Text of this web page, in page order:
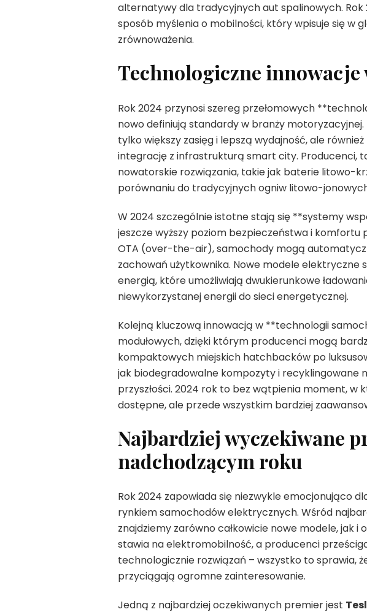
alternatywy dla tradycyjnych aut spalinowych.
sposób myślenia o mobilności, który wpisuje się
zrównoważenia.
Technologiczne innowacje
Rok 2024 przynosi szereg przełomowych
nowo definiują standardy w branży
tylko większy zasięg i lepszą wydajność, ale
integrację z infrastrukturą smart city. Producenci,
nowatorskie rozwiązania, takie jak baterie litowo-
porównaniu do tradycyjnych ogniw litowo-
W 2024 szczególnie istotne stają się **systemy
jeszcze wyższy poziom bezpieczeństwa i komfortu
OTA (over-the-air), samochody mogą
zachowań użytkownika. Nowe modele elektryczne
energią, które umożliwiają dwukierunkowe
niewykorzystanej energii do sieci energetycznej.
Kolejną kluczową innowacją w **technologii
modułowych, dzięki którym producenci mogą
kompaktowych miejskich hatchbacków po
jak biodegradowalne kompozyty i recyklingowane
przyszłości. 2024 rok to bez wątpienia moment,
dostępne, ale przede wszystkim bardziej
Najbardziej wyczekiwane
nadchodzącym roku
Rok 2024 zapowiada się niezwykle emocjonująco
rynkiem samochodów elektrycznych. Wśród
znajdziemy zarówno całkowicie nowe modele, jak
stawia na elektromobilność, a producenci
technologicznie rozwiązań – wszystko to sprawia,
przyciągają ogromne zainteresowanie.
Jedną z najbardziej oczekiwanych premier jest